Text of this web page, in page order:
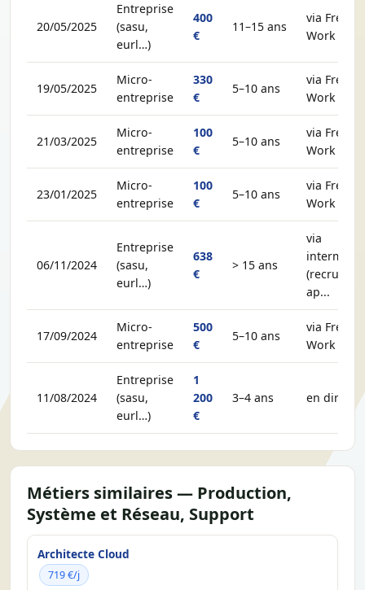
20/05/2025
Entreprise
(sasu,
eurl…)
400
€
11–15 ans
via Free-
Work
19/05/2025
Micro-
entreprise
330
€
5–10 ans
via Free-
Work
21/03/2025
Micro-
entreprise
100
€
5–10 ans
via Free-
Work
23/01/2025
Micro-
entreprise
100
€
5–10 ans
via Free-
Work
06/11/2024
Entreprise
(sasu,
eurl…)
638
€
> 15 ans
via
(recruteur,
ap...
17/09/2024
Micro-
entreprise
500
€
5–10 ans
via Free-
Work
11/08/2024
Entreprise
(sasu,
eurl…)
1
200
€
3–4 ans en direct
Métiers similaires — Production,
Système et Réseau, Support
Architecte Cloud
719 €/j